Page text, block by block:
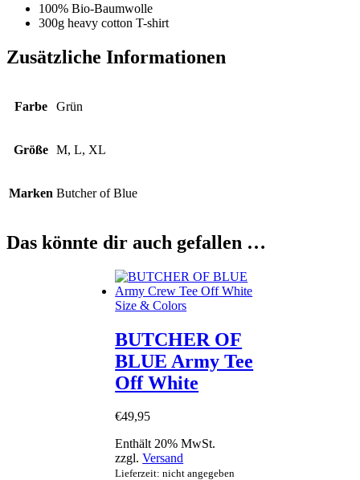
100% Bio-Baumwolle
300g heavy cotton T-shirt
Zusätzliche Informationen
Farbe Grün
Größe M, L, XL
Marken Butcher of Blue
Das könnte dir auch gefallen …
Size & Colors
BUTCHER OF
BLUE Army Tee
Off White
€49,95
Enthält 20% MwSt.
zzgl.Versand
Lieferzeit: nicht angegeben